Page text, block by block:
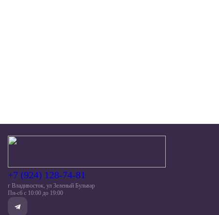
+7 (924) 128-74-81
г Владивосток, ул Зеленый Бульвар
Пн-сб c 10:00 до 19:00